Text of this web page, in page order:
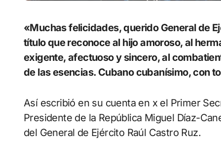
«Muchas felicidades, querido General de Ejército, líder de la Revolución Cubana, noble
título que reconoce al hijo amoroso, al
exigente, afectuoso y sincero, al
de las esencias. Cubano cubanísimo, con
Así escribió en su cuenta en x el Primer
Presidente de la República Miguel Díaz-
del General de Ejército Raúl Castro Ruz.